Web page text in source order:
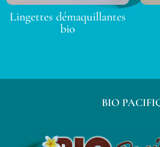
Lingettes démaquillantes
bio
BIO